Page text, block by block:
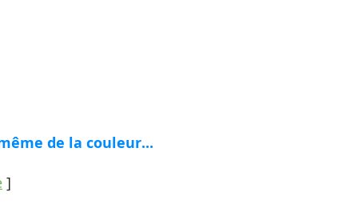
de la couleur...
]